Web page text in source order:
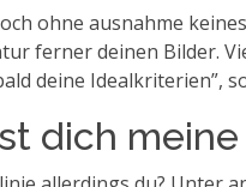
ohne ausnahme
ferner deinen Bilder.
deine Idealkriterien”,
dich